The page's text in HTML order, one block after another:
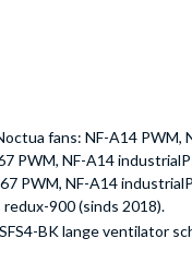
fans: NF-A14 PWM,
PWM, NF-A14
PWM, NF-A14
900 (sinds 2018).
BK lange ventilator